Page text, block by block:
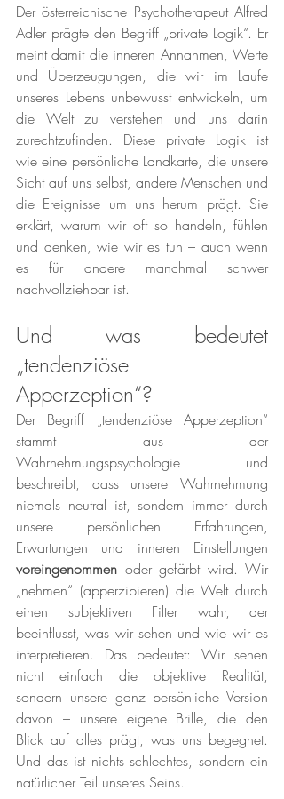
Der österreichische Psychotherapeut Alfred
Adler prägte den Begriff „private Logik“. Er
meint damit die inneren Annahmen, Werte
und Überzeugungen, die wir im Laufe
unseres Lebens unbewusst entwickeln, um
die Welt zu verstehen und uns darin
zurechtzufinden. Diese private Logik ist
wie eine persönliche Landkarte, die unsere
Sicht auf uns selbst, andere Menschen und
die Ereignisse um uns herum prägt. Sie
erklärt, warum wir oft so handeln, fühlen
und denken, wie wir es tun – auch wenn
es für andere manchmal schwer
nachvollziehbar ist.
Und was bedeutet
„tendenziöse
Apperzeption“?
Der Begriff „tendenziöse Apperzeption“
stammt aus der
Wahrnehmungspsychologie und
beschreibt, dass unsere Wahrnehmung
niemals neutral ist, sondern immer durch
unsere persönlichen Erfahrungen,
voreingenommen oder gefärbt wird. Wir
„nehmen“ (apperzipieren) die Welt durch
einen subjektiven Filter wahr, der
beeinflusst, was wir sehen und wie wir es
interpretieren. Das bedeutet: Wir sehen
nicht einfach die objektive Realität,
sondern unsere ganz persönliche Version
davon – unsere eigene Brille, die den
Blick auf alles prägt, was uns begegnet.
Und das ist nichts schlechtes, sondern ein
natürlicher Teil unseres Seins.